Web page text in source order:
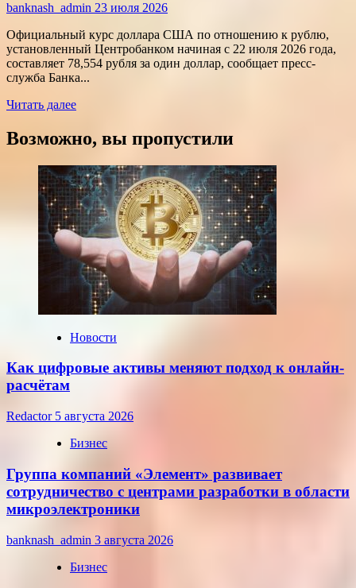
banknash_admin 23 июля 2026
Официальный курс доллара США по отношению к рублю,
установленный Центробанком начиная с 22 июля 2026 года,
составляет 78,554 рубля за один доллар, сообщает пресс-
служба Банка...
Читать далееПрочитать
Курсы
и
евро,
установленные
ЦБ
РФ
на
среду,
22
июля
2026
года
Возможно, вы пропустили
Новости
Как цифровые активы меняют подход к онлайн-
расчётам
Redactor 5 августа 2026
Бизнес
Группа компаний «Элемент» развивает
сотрудничество с центрами разработки в области
микроэлектроники
banknash_admin 3 августа 2026
Бизнес